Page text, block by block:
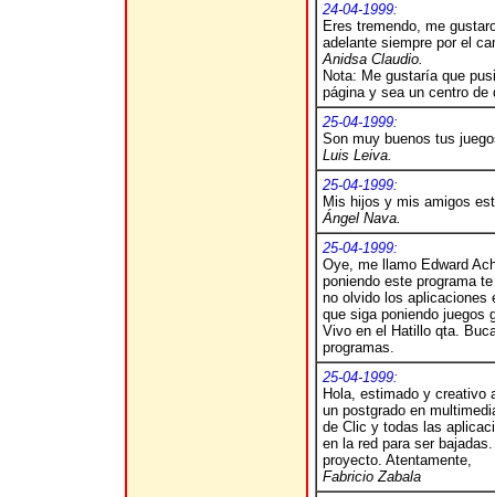
24-04-1999:
Eres tremendo, me
adelante siempre por el
Anidsa Claudio.
Nota: Me gustaría que
página y sea un centro
25-04-1999:
Son muy buenos tus
Luis Leiva.
25-04-1999:
Mis hijos y mis amigos
Ángel Nava.
25-04-1999:
Oye, me llamo Edward
poniendo este programa
no olvido los aplicaciones
que siga poniendo juegos
Vivo en el Hatillo qta.
programas.
25-04-1999:
Hola, estimado y creativo
un postgrado en
de Clic y todas las
en la red para ser bajadas.
proyecto. Atentamente,
Fabricio Zabala